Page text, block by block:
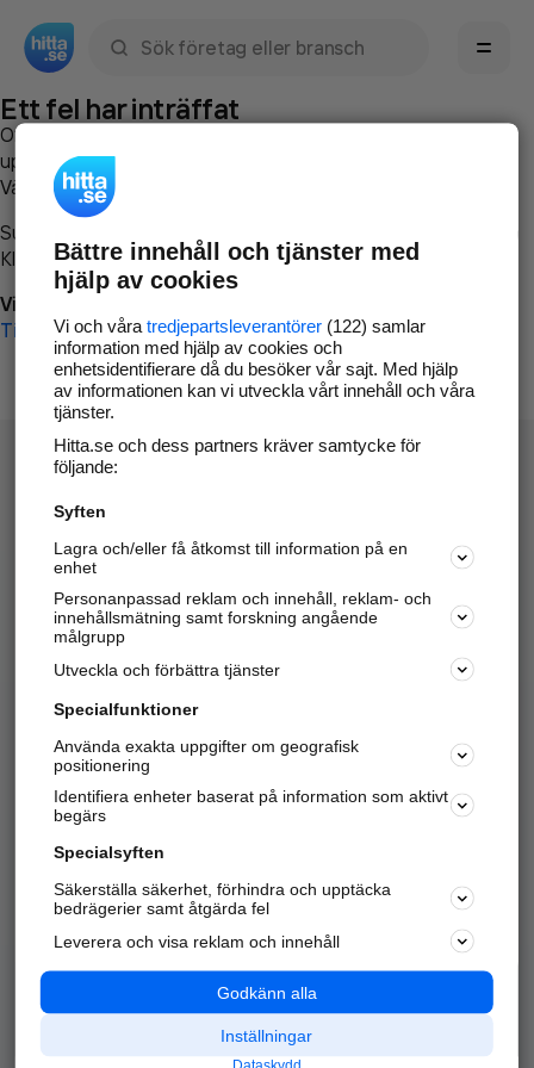
Ett fel har inträffat
Om du vill kan du
uppstod så att vi lättare och snabbare kan avhjälpa det.
Vänligen försök med följande:
Surfa till
Klicka påTillbaka-knappen i webbläsaren och försök igen
Vi beklagar besväret!
Till startsidan
Hitta.se - Gratis nummerupplysning.
Sök företag, personer och platser.
Hitta telefonnummer, adresser, företagsinfo mm.
Marknadsför företaget
Kom igång och annonsera mot
samarbetspartners nära dig.
Alla kategorier
Populära sökningar
API & Kartor
Annonsera
Integritet
Nödnummer
Bättre innehåll och tjänster med
hjälp av cookies
Vi och våra tredjepartsleverantörer(122) samlar
information med hjälp av cookies och
enhetsidentifierare då du besöker vår sajt. Med hjälp
av informationen kan vi utveckla vårt innehåll och våra
tjänster.
Hitta.se och dess partners kräver samtycke för
följande:
Syften
Lagra och/eller få åtkomst till information på en
enhet
Personanpassad reklam och innehåll, reklam- och
innehållsmätning samt forskning angående
målgrupp
Utveckla och förbättra tjänster
Specialfunktioner
Använda exakta uppgifter om geografisk
positionering
Identifiera enheter baserat på information som aktivt
begärs
Specialsyften
Säkerställa säkerhet, förhindra och upptäcka
bedrägerier samt åtgärda fel
Leverera och visa reklam och innehåll
Godkänn alla
Inställningar
Dataskydd